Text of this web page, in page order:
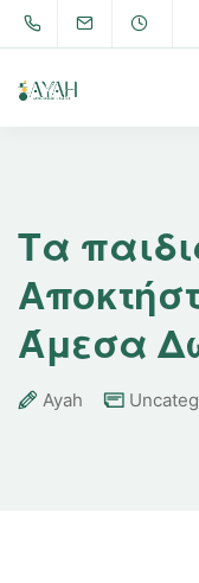
Τα
Άμεσα
Ayah